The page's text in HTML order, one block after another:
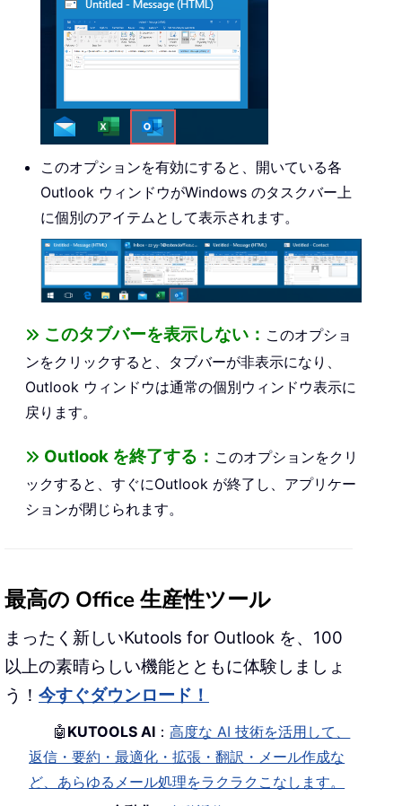
このオプションを有効にすると、開いている各
Outlook ウィンドウがWindows のタスクバー上
に個別のアイテムとして表示されます。
このタブバーを表示しない： このオプショ
ンをクリックすると、タブバーが非表示になり、
Outlook ウィンドウは通常の個別ウィンドウ表示に
戻ります。
Outlook を終了する： このオプションをクリ
ックすると、すぐにOutlook が終了し、アプリケー
ションが閉じられます。
最高の Office 生産性ツール
まったく新しいKutools for Outlook を、100
以上の素晴らしい機能とともに体験しましょ
う！ 今すぐダウンロード！
🤖 KUTOOLS AI ：高度な AI 技術を活用して、
返信・要約・最適化・拡張・翻訳・メール作成な
ど、あらゆるメール処理をラクラクこなします。